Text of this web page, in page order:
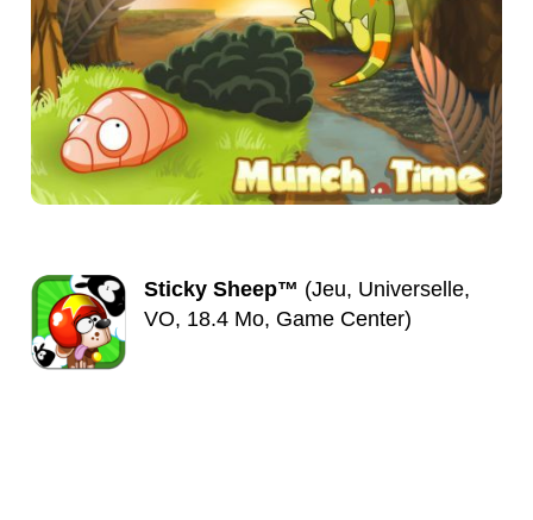
Sticky Sheep™ (Jeu, Universelle,
VO, 18.4 Mo, Game Center)